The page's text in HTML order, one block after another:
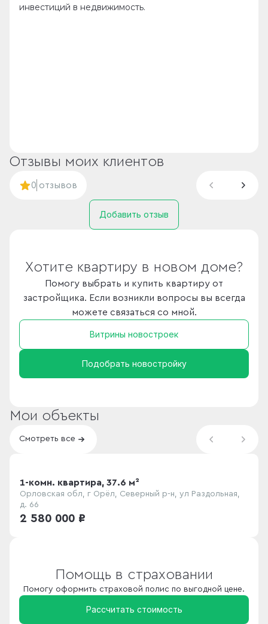
инвестиций в недвижимocть.
Отзывы моих клиентов
0 отзывов
Добавить отзыв
Хотите квартиру в новом доме?
Помогу выбрать и купить квартиру от
застройщика. Если возникли вопросы вы всегда
можете связаться со мной.
Витрины новостроек
Подобрать новостройку
Мои объекты
Смотреть все
1-комн. квартира, 37.6 м²
Орловская обл, г Орёл, Северный р-н, ул Раздольная,
д. 66
2 580 000 ₽
Помощь в страховании
Помогу оформить страховой полис по выгодной цене.
Рассчитать стоимость